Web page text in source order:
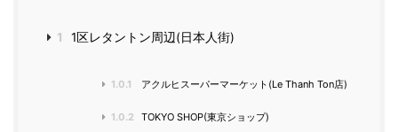
1 1区レタントン周辺(日本人街)
1.0.1 アクルヒスーパーマーケット(Le Thanh Ton店)
1.0.2 TOKYO SHOP(東京ショップ)